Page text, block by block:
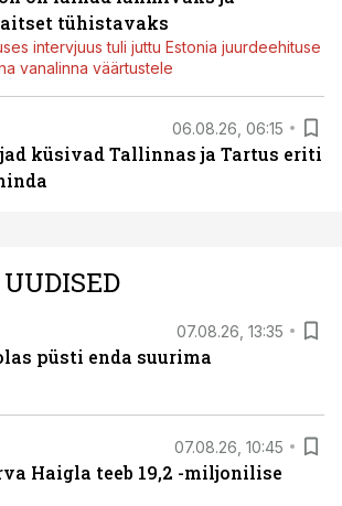
tühistavaks
intervjuus tuli juttu Estonia juurdeehituse
vanalinna väärtustele
06.08.26, 06:15
küsivad Tallinnas ja Tartus eriti
07.08.26, 13:35
püsti enda suurima
07.08.26, 10:45
Haigla teeb 19,2 -miljonilise